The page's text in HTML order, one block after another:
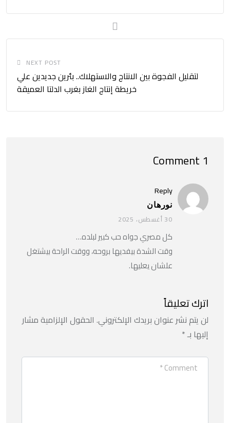
NEXT POST
لتقليل الفجوة بين الانتاج والاستهلاك.. بئرين جديدين علي
خريطة إنتاج الغاز بغرب الدلتا العميقة
1 Comment
Reply
نورهان
30 أغسطس، 2025
كل مصري جواه حب كبير لبلده…
وقت الشدة بيفديها بروحه، ووقت الراحة بيشتغل
علشان يعليها.
اترك تعليقاً
لن يتم نشر عنوان بريدك الإلكتروني. الحقول الإلزامية مشار
إليها بـ*